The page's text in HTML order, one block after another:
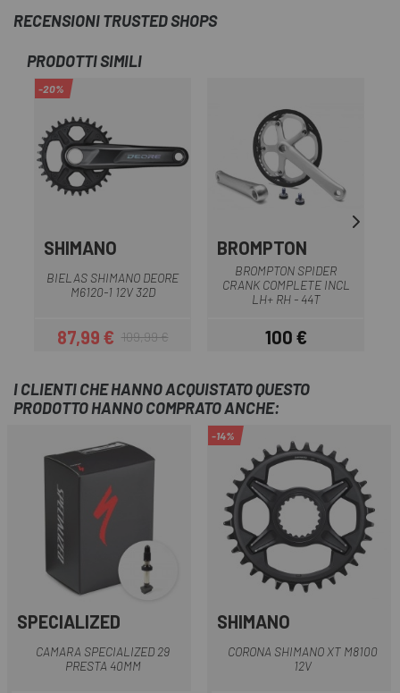
RECENSIONI TRUSTED SHOPS
PRODOTTI SIMILI
-20%
SHIMANO
BIELAS SHIMANO DEORE
M6120-1 12V 32D
Prezzo
87,99 €Prezzo base
109,99 €
BROMPTON
BROMPTON SPIDER
CRANK COMPLETE INCL
LH+ RH - 44T
Prezzo
100 €
I CLIENTI CHE HANNO ACQUISTATO QUESTO
PRODOTTO HANNO COMPRATO ANCHE:
SPECIALIZED
CAMARA SPECIALIZED 29
PRESTA 40MM
-14%
SHIMANO
CORONA SHIMANO XT M8100
12V